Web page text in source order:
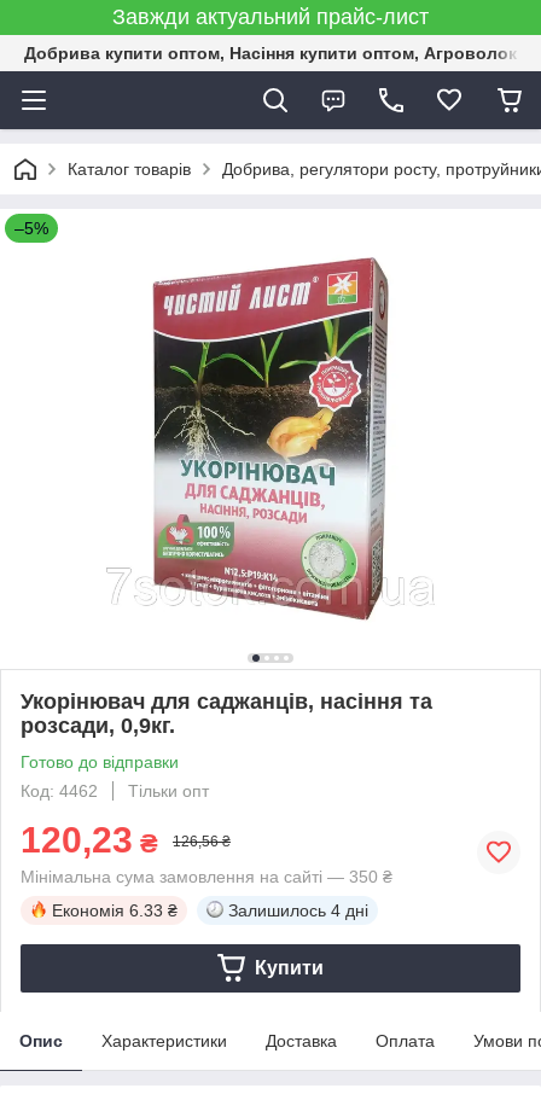
Завжди актуальний прайс-лист
Добрива купити оптом, Насіння купити оптом,
Каталог товарів Добрива, регулятори росту,
–5%
Укорінювач для саджанців, насіння та
розсади, 0,9кг.
Готово до відправки
Код: 4462
Тільки опт
120,23 ₴ 126,56 ₴
Мінімальна сума замовлення на сайті — 350 ₴
Економія 6.33 ₴ Залишилось 4 дні
Купити
Опис Характеристики Доставка Оплата Умови